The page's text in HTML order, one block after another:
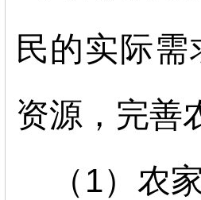
民的实际
资源，完善
（1）农